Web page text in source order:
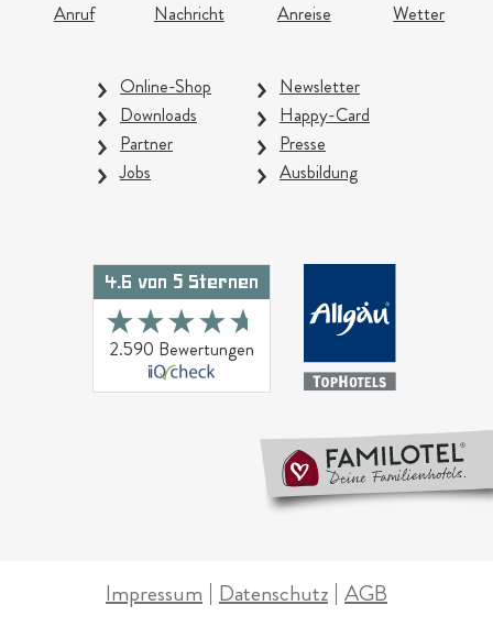
Anruf Nachricht Anreise Wetter
Online-Shop
Newsletter
Downloads
Happy-Card
Partner
Presse
Jobs
Ausbildung
4.6 von 5 Sternen
★★★★★
★★★★★
2.590 Bewertungen
Impressum Datenschutz AGB